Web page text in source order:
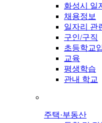
화성시 일
채용정보
일자리 관
구인/구직
초등학교
교육
평생학습
관내 학교
주택·부동산